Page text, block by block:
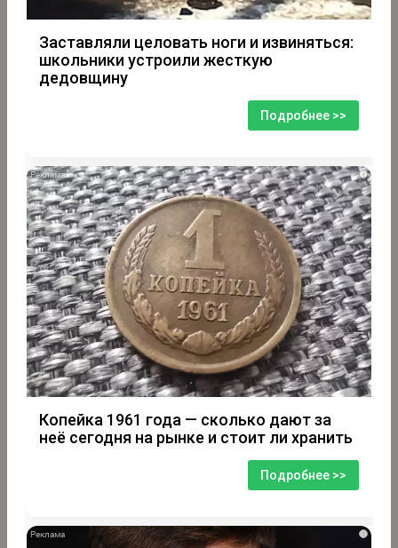
Заставляли целовать ноги и извиняться:
школьники устроили жесткую
дедовщину
Подробнее >>
i
Копейка 1961 года — сколько дают за
неё сегодня на рынке и стоит ли хранить
Подробнее >>
i